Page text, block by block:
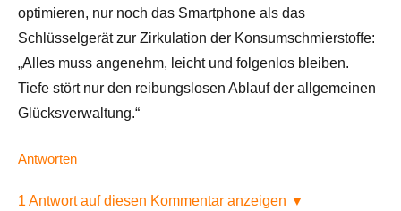
optimieren, nur noch das Smartphone als das
Schlüsselgerät zur Zirkulation der Konsumschmierstoffe:
„Alles muss angenehm, leicht und folgenlos bleiben.
Tiefe stört nur den reibungslosen Ablauf der allgemeinen
Glücksverwaltung.“
Antworten
1 Antwort auf diesen Kommentar anzeigen ▼